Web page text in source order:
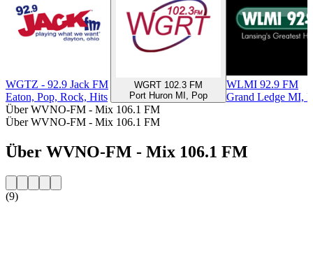
WGTZ - 92.9 Jack FM
Eaton, Pop, Rock, Hits
WGRT 102.3 FM
Port Huron MI, Pop
WLMI 92.9 FM
Grand Ledge MI,
Über WVNO-FM - Mix 106.1 FM
Über WVNO-FM - Mix 106.1 FM
Über WVNO-FM - Mix 106.1 FM
(9)